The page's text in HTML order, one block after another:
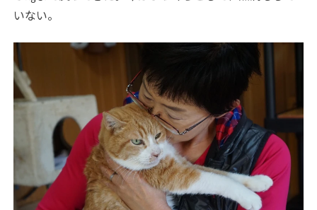
いない。